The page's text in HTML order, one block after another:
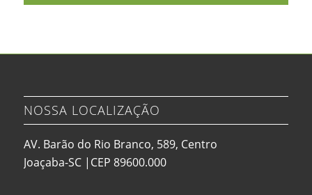
NOSSA LOCALIZAÇÃO
AV. Barão do Rio Branco, 589, Centro
Joaçaba-SC |CEP 89600.000